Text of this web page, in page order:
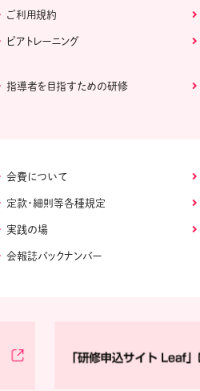
ご利用規約
ピアトレーニング
指導者を目指すための研修
会費について
定款・細則等各種規定
実践の場
会報誌バックナンバー